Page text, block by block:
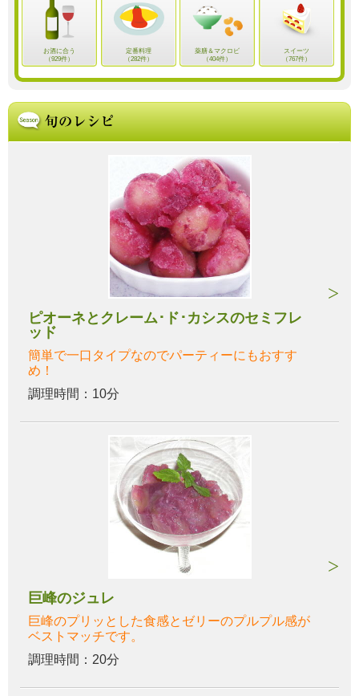
お酒に合う
（929件）
定番料理
（282件）
薬膳＆マクロビ
（404件）
スイーツ
（767件）
ピオーネとクレーム･ド･カシスのセミフレ
ッド
簡単で一口タイプなのでパーティーにもおすす
め！
調理時間：10分
巨峰のジュレ
巨峰のプリッとした食感とゼリーのプルプル感が
ベストマッチです。
調理時間：20分